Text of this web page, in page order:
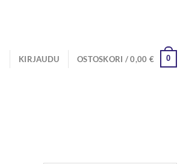
KIRJAUDU OSTOSKORI /0,00 € 0